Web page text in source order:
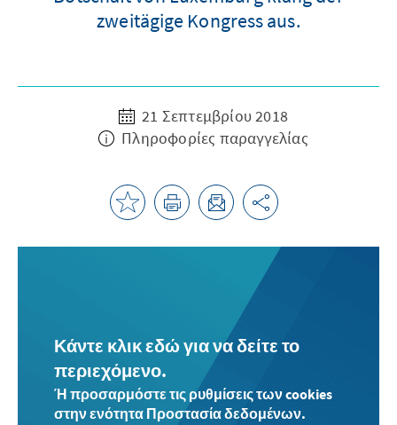
zweitägige Kongress aus.
21 Σεπτεμβρίου 2018
Πληροφορίες παραγγελίας
Κάντε κλικ εδώ για να δείτε το
περιεχόμενο.
Ή προσαρμόστε τις ρυθμίσεις των cookies
στην ενότητα Προστασία δεδομένων.